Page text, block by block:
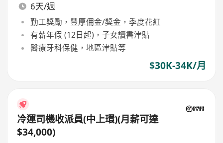
6天/週
勤工獎勵，豐厚佣金/獎金，季度花紅
有薪年假 (12日起)，子女讀書津貼
醫療牙科保健，地區津貼等
$30K-34K/月
冷運司機收派員(中上環)(月薪可達
$34,000)